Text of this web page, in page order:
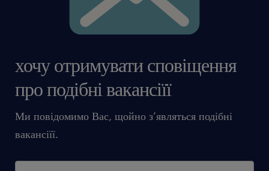
дана пропозиція роботи призначена для осіб
старше 18 років
#talentcenter
хочу отримувати сповіщення
про подібні вакансіїї
Ми повідомимо Вас, щойно з’являться подібні
вакансіїї.